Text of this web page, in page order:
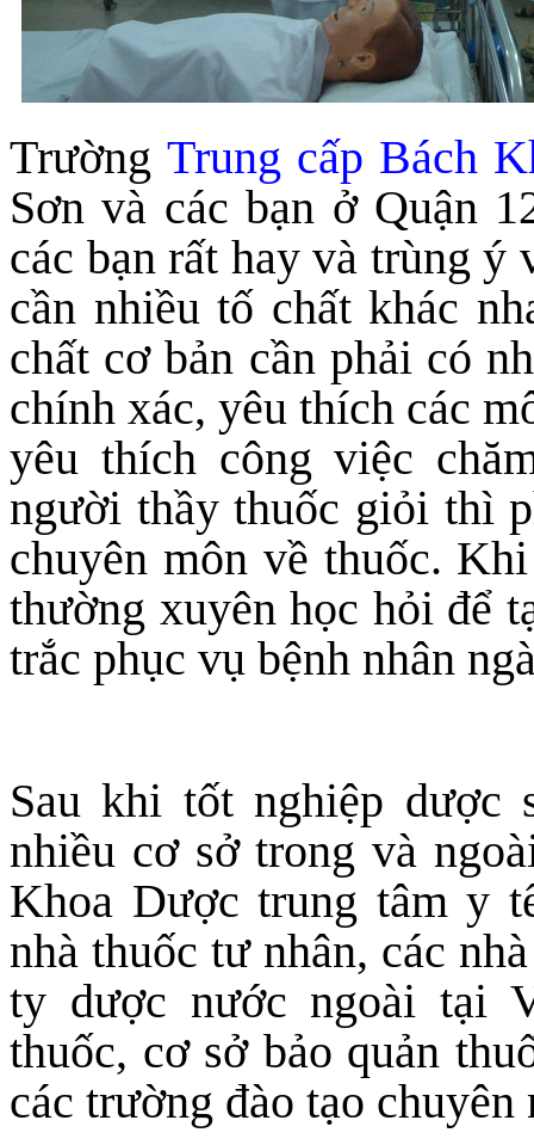
TrườngTrung cấp Bách
Sơn và các bạn ở Quận
các bạn rất hay và trùng
cần nhiều tố chất khác
chất cơ bản cần phải có
chính xác, yêu thích các
yêu thích công việc
người thầy thuốc giỏi thì
chuyên môn về thuốc.
thường xuyên học hỏi để
trắc phục vụ bệnh nhân
Sau khi tốt nghiệp
nhiều cơ sở trong và
Khoa Dược trung tâm y
nhà thuốc tư nhân, các
ty dược nước ngoài tại
thuốc, cơ sở bảo quản
các trường đào tạo